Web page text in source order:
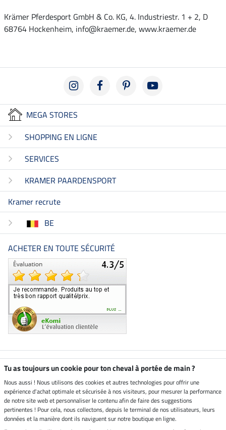
Krämer Pferdesport GmbH & Co. KG, 4. Industriestr. 1 + 2, D
68764 Hockenheim, info@kraemer.de, www.kraemer.de
MEGA STORES
SHOPPING EN LIGNE
SERVICES
KRAMER PAARDENSPORT
Kramer recrute
BE
ACHETER EN TOUTE SÉCURITÉ
Boutique climatiquement
neutre
Livraison par
Tu as toujours un cookie pour ton cheval à portée de main ?
Nous aussi ! Nous utilisons des cookies et autres technologies pour offrir une
expérience d'achat optimale et sécurisée à nos visiteurs, pour mesurer la performance
de notre site web et personnaliser le contenu afin de faire des suggestions
pertinentes ! Pour cela, nous collectons, depuis le terminal de nos utilisateurs, leurs
données et la manière dont ils naviguent sur notre boutique en ligne.